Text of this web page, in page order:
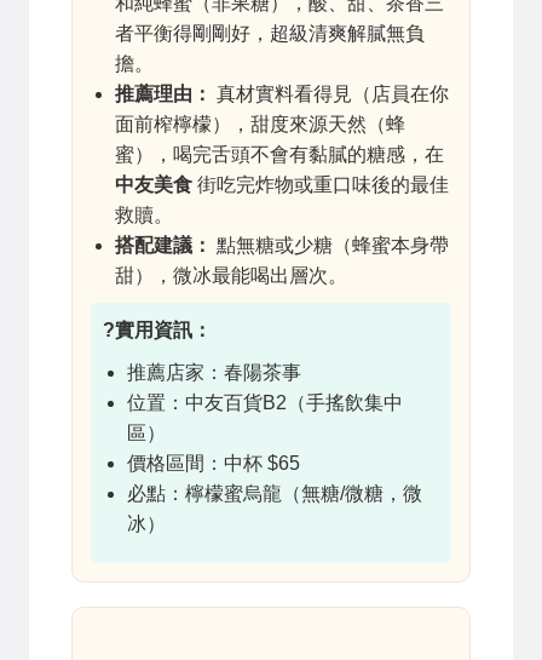
者平衡得剛剛好，超級清爽解膩無負
擔。
推薦理由： 真材實料看得見（店員在你
面前榨檸檬），甜度來源天然（蜂
蜜），喝完舌頭不會有黏膩的糖感，在
中友美食 街吃完炸物或重口味後的最佳
救贖。
搭配建議： 點無糖或少糖（蜂蜜本身帶
甜），微冰最能喝出層次。
?實用資訊：
推薦店家：春陽茶事
位置：中友百貨B2（手搖飲集中
區）
價格區間：中杯 $65
必點：檸檬蜜烏龍（無糖/微糖，微
冰）